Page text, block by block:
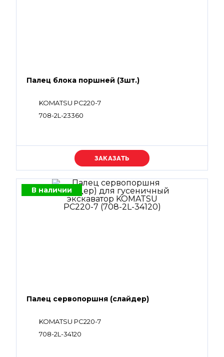
Палец блока поршней (3шт.)
KOMATSU PC220-7
708-2L-23360
Уточняйте цену
В наличии
Палец сервопоршня (слайдер)
KOMATSU PC220-7
708-2L-34120